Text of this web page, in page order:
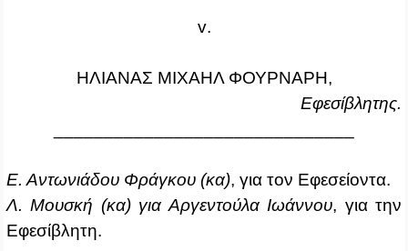
v.
ΗΛΙΑΝΑΣ ΜΙΧΑΗΛ ΦΟΥΡΝΑΡΗ,
Εφεσίβλητης.
Ε. Αντωνιάδου Φράγκου (κα), για τον Εφεσείοντα.
Λ. Μουσκή (κα) για Αργεντούλα Ιωάννου, για την
Εφεσίβλητη.